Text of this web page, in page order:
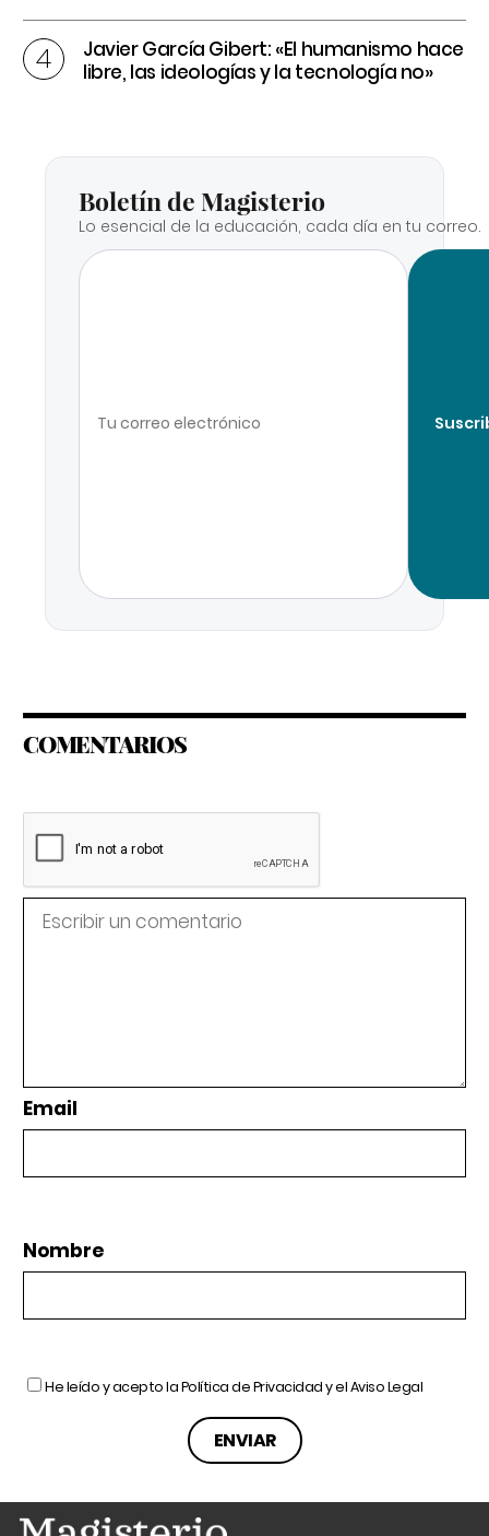
Javier García Gibert: «El humanismo hace
libre, las ideologías y la tecnología no»
Boletín de Magisterio
Lo esencial de la educación, cada día en tu correo.
COMENTARIOS
Email
Nombre
He leído y acepto laPolítica de Privacidady elAviso Legal